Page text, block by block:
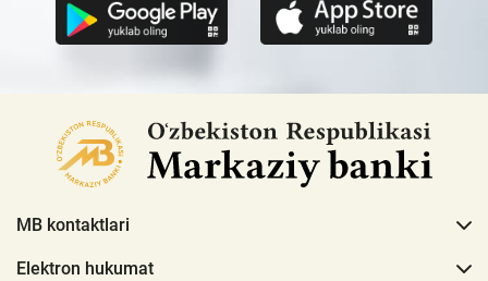
MB kontaktlari
Elektron hukumat